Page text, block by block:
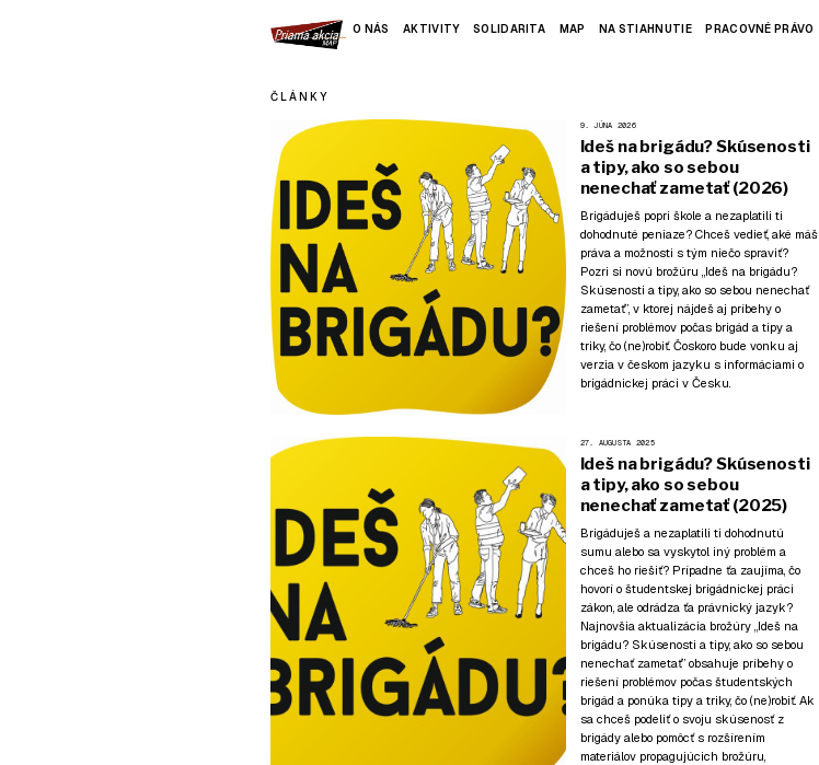
O NÁS AKTIVITY SOLIDARITA MAP NA STIAHNUTIE PRACOVNÉ PRÁVO
ČLÁNKY
9. JÚNA 2026
Ideš na brigádu? Skúsenosti
a tipy, ako so sebou
nenechať zametať (2026)
Brigáduješ popri škole a nezaplatili ti
dohodnuté peniaze? Chceš vedieť, aké máš
práva a možnosti s tým niečo spraviť?
Pozri si novú brožúru „Ideš na brigádu?
Skúsenosti a tipy, ako so sebou nenechať
zametať”, v ktorej nájdeš aj príbehy o
riešení problémov počas brigád a tipy a
triky, čo (ne)robiť. Čoskoro bude vonku aj
verzia v českom jazyku s informáciami o
brigádnickej práci v Česku.
27. AUGUSTA 2025
Ideš na brigádu? Skúsenosti
a tipy, ako so sebou
nenechať zametať (2025)
Brigáduješ a nezaplatili ti dohodnutú
sumu alebo sa vyskytol iný problém a
chceš ho riešiť? Prípadne ťa zaujíma, čo
hovorí o študentskej brigádnickej práci
zákon, ale odrádza ťa právnický jazyk?
Najnovšia aktualizácia brožúry „Ideš na
brigádu? Skúsenosti a tipy, ako so sebou
nenechať zametať” obsahuje príbehy o
riešení problémov počas študentských
brigád a ponúka tipy a triky, čo (ne)robiť. Ak
sa chceš podeliť o svoju skúsenosť z
brigády alebo pomôcť s rozšírením
materiálov propagujúcich brožúru,